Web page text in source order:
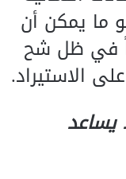
ما يمكن أن
في ظل شح
الاستيراد.
يساعد